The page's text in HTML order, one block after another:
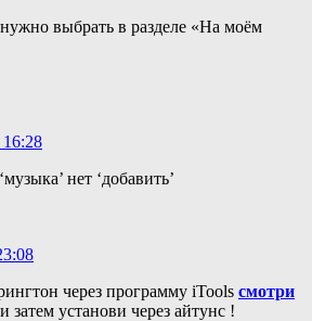
выбрать в разделе «На моём
16:28
нет ‘добавить’
через программу iTools смотри
затем установи через айтунс !